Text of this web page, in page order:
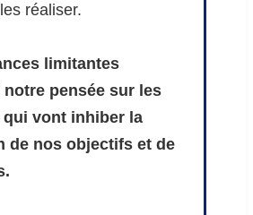
réaliser.
limitantes
pensée sur les
vont inhiber la
de nos objectifs et de